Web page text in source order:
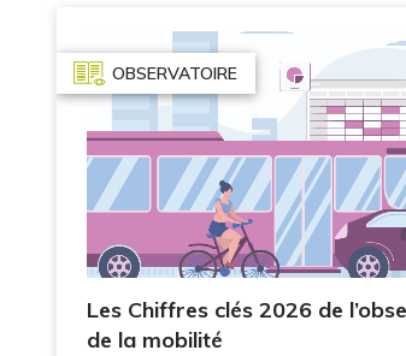
OBSERVATOIRE
Les Chiffres clés 2026 de
de la mobilité